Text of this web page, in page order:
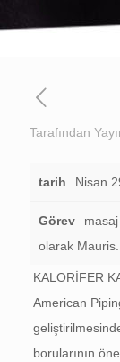
Tarafından
tarih Nisan
Görev
olarak
KALORİFER
American
borularının